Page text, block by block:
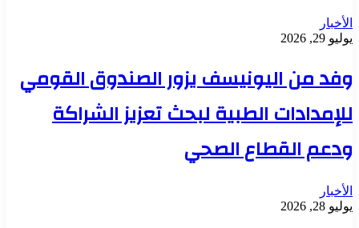
الأخبار
يوليو 29, 2026
وفد من اليونيسف يزور الصندوق القومي
للإمدادات الطبية لبحث تعزيز الشراكة
ودعم القطاع الصحي
الأخبار
يوليو 28, 2026